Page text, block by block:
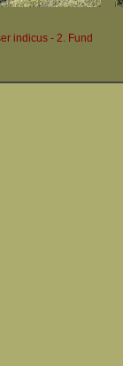
indicus - 2. Fund